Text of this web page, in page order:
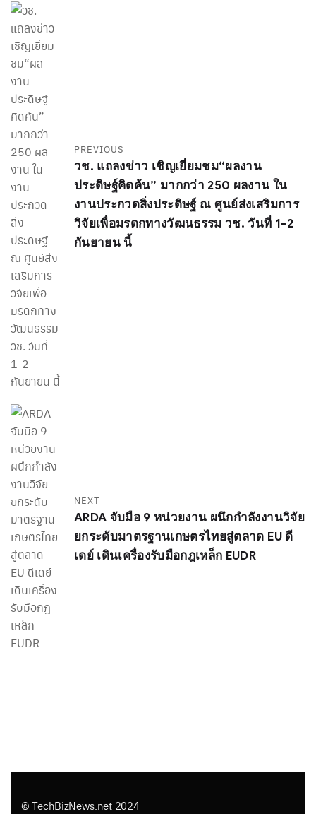
PREVIOUS
วช. แถลงข่าว เชิญเยี่ยมชม“ผลงาน
ประดิษฐ์คิดค้น” มากกว่า 250 ผลงาน ใน
งานประกวดสิ่งประดิษฐ์ ณ ศูนย์ส่งเสริมการ
วิจัยเพื่อมรดกทางวัฒนธรรม วช. วันที่ 1-2
กันยายน นี้
NEXT
ARDA จับมือ 9 หน่วยงาน ผนึกกำลังงานวิจัย
ยกระดับมาตรฐานเกษตรไทยสู่ตลาด EU ดี
เดย์ เดินเครื่องรับมือกฎเหล็ก EUDR
© TechBizNews.net 2024